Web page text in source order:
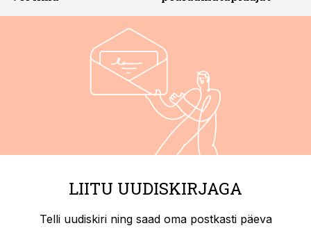
LIITU UUDISKIRJAGA
Telli uudiskiri ning saad oma postkasti päeva